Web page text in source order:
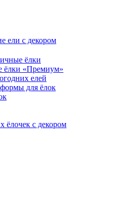
ели с декором
ёлки
ёлки «Премиум»
елей
для ёлок
ёлочек с декором